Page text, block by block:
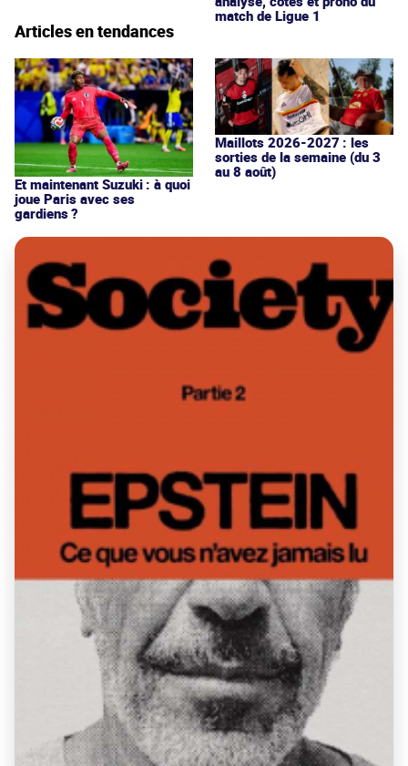
match de Ligue 1
Articles en tendances
Et maintenant Suzuki : à quoi
joue Paris avec ses
gardiens ?
Maillots 2026-2027 : les
sorties de la semaine (du 3
au 8 août)